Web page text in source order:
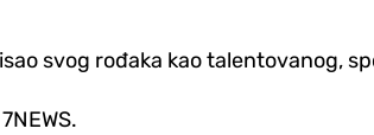
svog rođaka kao talentovanog,